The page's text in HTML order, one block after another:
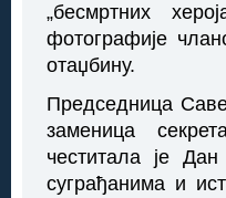
„бесмртних
фотографије
отаџбину.
Председница
заменица
честитала је
суграђанима и